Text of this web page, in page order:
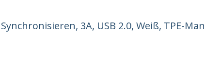
3A, USB 2.0, Weiß, TPE-